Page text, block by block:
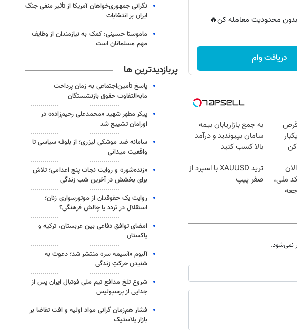
بدون محدودیت معامله کن🔥
دریافت وام
به جمع بازاریابان بیمه
سامان بپیوندید و درآمد
بالا کسب کنید
ملی،
ترید XAUUSD با اسپرد از
صفر پیپ
نمی‌شود.
نگرانی جمهوری‌خواهان آمریکا از تأثیر منفی جنگ
ایران بر انتخابات
ماموستا حسینی: کمک به نیازمندان از وظایف
مهم مسلمانان است
پربازدیدترین ها
پاسخ تأمین‌اجتماعی به زمان پرداخت
مابه‌التفاوت حقوق بازنشستگان
پیکر مطهر شهید «محمدعلی رحیم‌زاده» در
اورامان تشییع شد
سامانه ضد موشکی لیزری؛ از بلوف سیاسی تا
واقعیت میدانی
«زنده‌شور» و روایت نجات پنج اعدامی؛ تلاش
برای بخشش در آخرین شب زندگی
روایت یک حقوقدان از موتورسواری زنان؛
استقلال در تردد یا چالش فرهنگی؟
امضای توافق دفاعی بین عربستان، ترکیه و
پاکستان
آلبوم «آسیمه سر» منتشر شد؛ دعوت به
شنیدن حرکتِ زندگی
شروع تلخ مدافع تیم ملی فوتبال ایران پس از
جدایی از پرسپولیس
فشار هم‌زمان گرانی مواد اولیه و افت تقاضا بر
بازار پلاستیک